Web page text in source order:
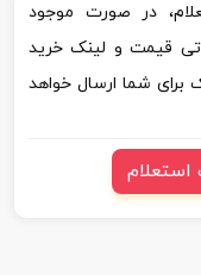
در صورت موجود
قیمت و لینک خرید
شما ارسال خواهد